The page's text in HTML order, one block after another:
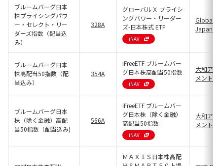
ブルームバーグ日本
株プライシングパワ
ー・セレクト・リー
ダーズ指数（配当込
み）
328A
グローバルＸ プライシ
ングパワー・リーダー
ズ-日本株式 ETF
iNAV
Global X
ブルームバーグ日本
株高配当50指数（配
当込み）
354A
iFreeETF ブルームバー
グ日本株高配当50指数
iNAV
大和ア
メント
ブルームバーグ日本
株（除く金融）高配
当50指数（配当込み)
566A
iFreeETF ブルームバー
グ日本株（除く金融）
高配当50指数
iNAV
大和ア
メント
ＭＡＸＩＳ日本株高配